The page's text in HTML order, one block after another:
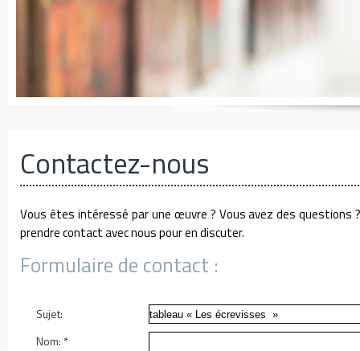
Contactez-nous
Vous êtes intéressé par une œuvre ? Vous avez des questions
prendre contact avec nous pour en discuter.
Formulaire de contact :
Sujet:
Nom: *